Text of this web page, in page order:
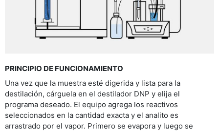
PRINCIPIO DE FUNCIONAMIENTO
Una vez que la muestra esté digerida y lista para la
destilación, cárguela en el destilador DNP y elija el
programa deseado. El equipo agrega los reactivos
seleccionados en la cantidad exacta y el analito es
arrastrado por el vapor. Primero se evapora y luego se